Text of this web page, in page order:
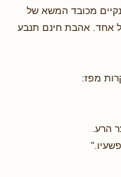
מכובד המשא של
אחד. אהבת חינם תנבע
מפז:
הרע.